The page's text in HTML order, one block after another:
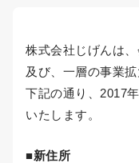
株式会社じげんは
及び、一層の事業
下記の通り、2017
いたします。
■新住所